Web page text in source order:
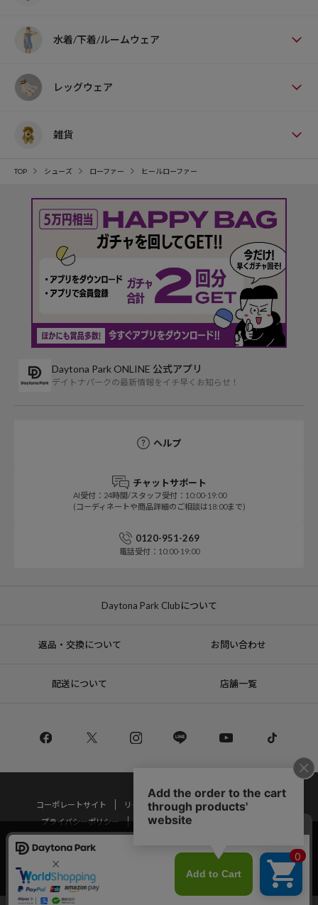
水着/下着/ルームウェア
レッグウェア
雑貨
TOP シューズ ローファー ヒールローファー
Daytona Park ONLINE 公式アプリ
デイトナパークの最新情報をイチ早くお知らせ！
ヘルプ
チャットサポート
AI受付：24時間/スタッフ受付：10:00-19:00
(コーディネートや商品詳細のご相談は18:00まで)
0120-951-269
電話受付：10:00-19:00
Daytona Park Clubについて
返品・交換について お問い合わせ
配送について 店舗一覧
コーポレートサイト リクルート
サステナブルマークについて
プライバシーポリシー
特定商取引法・古物営業法に基づく表記
Copyright © DAYTONA INTERNATIONAL Co.,Ltd All Rights Reserved.
当サイトでは利用体験の向上およびコンテンツの最適な提供、トラフィック
の分析を目的としてCookieを使用しています。
サイトの閲覧を継続された場合、Cookieの利用に同意したことものといたし
ます。